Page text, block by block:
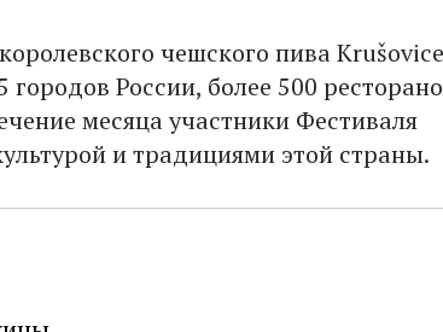
чешского пива Krušovice
городов России, более 500
месяца участники Фестиваля
и традициями этой страны.